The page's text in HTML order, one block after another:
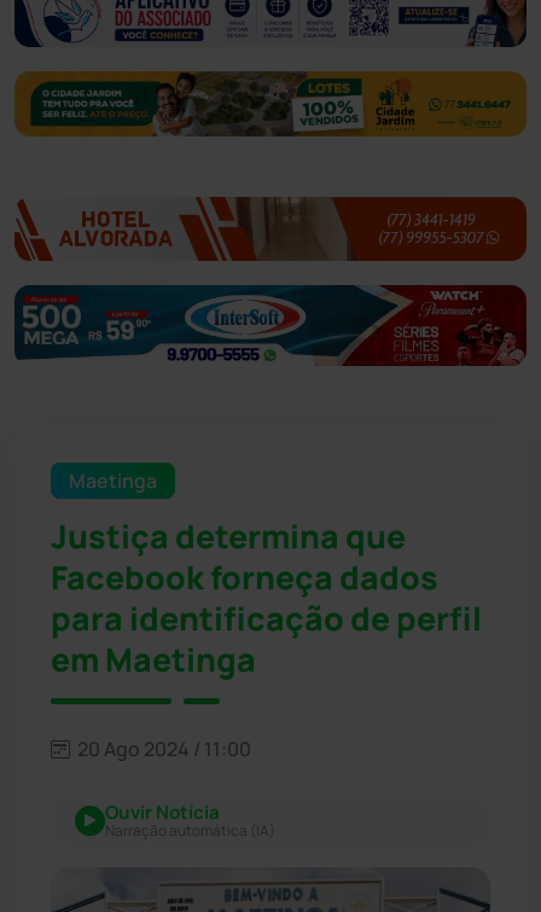
Maetinga
Justiça determina que
Facebook forneça dados
para identificação de perfil
em Maetinga
20 Ago 2024 / 11:00
Ouvir Notícia
Narração automática (IA)